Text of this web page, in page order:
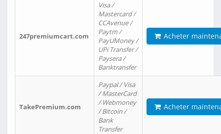
247premiumcart.com
Visa /
Mastercard /
CCAvenue /
Paytm /
PayUMoney /
UPi Transfer /
Paysera /
Banktransfer
Acheter
TakePremium.com
Paypal / Visa
/ MasterCard
/ Webmoney
/ Bitcoin /
Bank
Transfer
Acheter